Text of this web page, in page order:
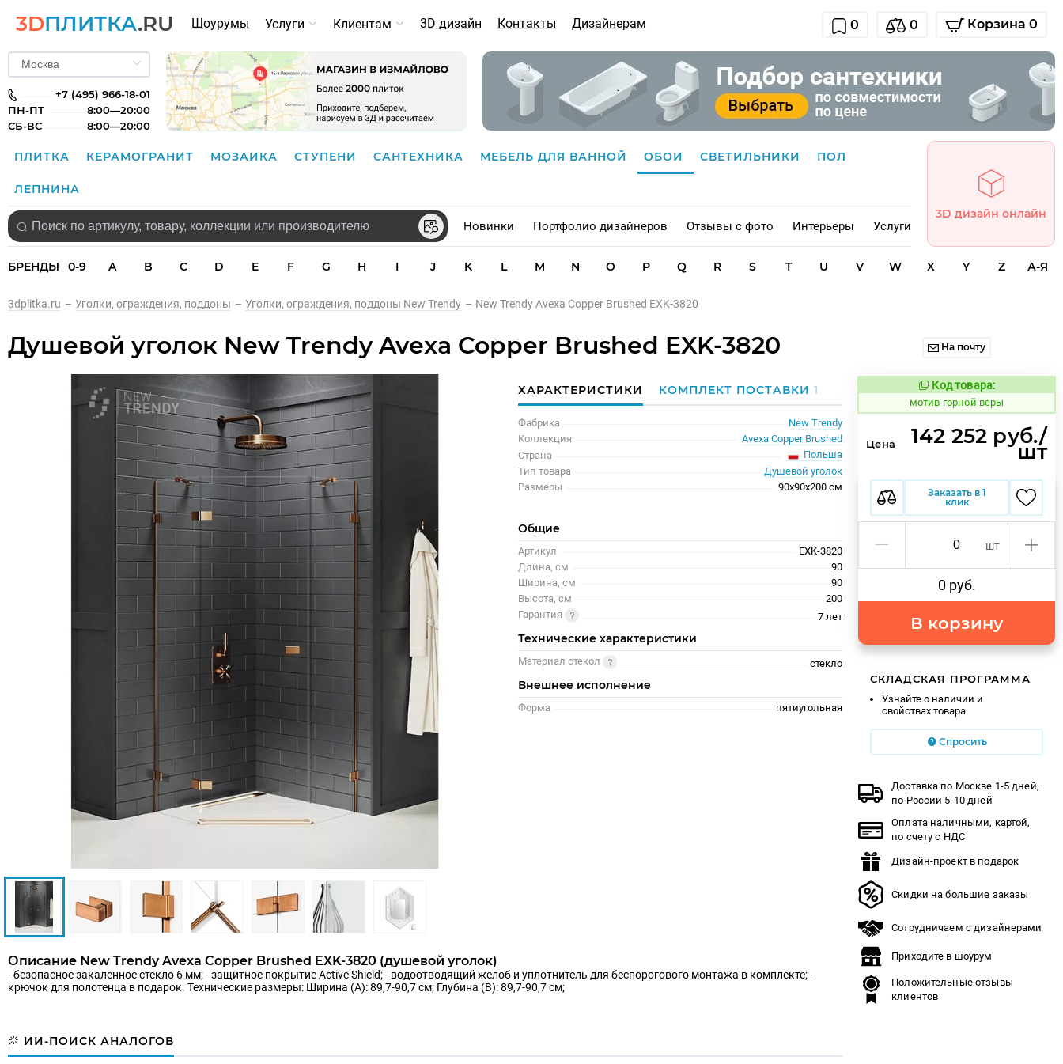
3DПЛИТКА.RU Шоурумы Услуги Клиентам 3D дизайн Контакты Дизайнерам 0 0 Корзина 0
+7 (495) 966-18-01
ПН-ПТ
8:00—20:00
СБ-ВС
8:00—20:00
ПЛИТКА КЕРАМОГРАНИТ МОЗАИКА СТУПЕНИ САНТЕХНИКА МЕБЕЛЬ ДЛЯ ВАННОЙ ОБОИ СВЕТИЛЬНИКИ ПОЛ
ЛЕПНИНА
Новинки Портфолио дизайнеров Отзывы с фото Интерьеры Услуги
3D дизайн онлайн
БРЕНДЫ 0-9 A B C D E F G H I J K L M N O P Q R S T U V W X Y Z А-Я
3dplitka.ru – Уголки, ограждения, поддоны – Уголки, ограждения, поддоны New Trendy – New Trendy Avexa Copper Brushed EXK-3820
Душевой уголок New Trendy Avexa Copper Brushed EXK-3820 На почту
ХАРАКТЕРИСТИКИ КОМПЛЕКТ ПОСТАВКИ1
Фабрика
New Trendy
Коллекция
Avexa Copper Brushed
Страна
Польша
Тип товара
Душевой уголок
Размеры
90x90x200 см
Общие
Артикул
EXK-3820
Длина, см
90
Ширина, см
90
Высота, см
200
Гарантия
7 лет
Технические характеристики
Материал стекол стекло
Внешнее исполнение
Форма пятиугольная
Описание New Trendy Avexa Copper Brushed EXK-3820 (душевой уголок)
- безопасное закаленное стекло 6 мм; - защитное покрытие Active Shield; - водоотводящий желоб и уплотнитель для беспорогового монтажа в комплекте; -
крючок для полотенца в подарок. Технические размеры: Ширина (A): 89,7-90,7 см; Глубина (B): 89,7-90,7 см;
ИИ-ПОИСК АНАЛОГОВ
Код товара:
1033633 Код товара:
мотив горной веры
Цена 142 252 руб./
шт
Заказать в 1
клик
шт
0 руб.
В корзину
СКЛАДСКАЯ ПРОГРАММА
Узнайте о наличии и
свойствах товара
Спросить
Доставка по Москве 1-5 дней,
по России 5-10 дней
Оплата наличными, картой,
по счету с НДС
Дизайн-проект в подарок
Скидки на большие заказы
Сотрудничаем с дизайнерами
Приходите в шоурум
Положительные отзывы
клиентов